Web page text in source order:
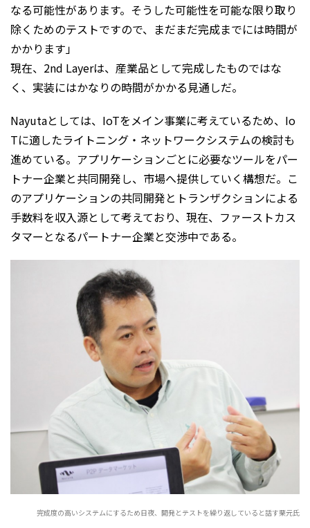
なる可能性があります。そうした可能性を可能な限り取り
除くためのテストですので、まだまだ完成までには時間が
かかります」
現在、2nd Layerは、産業品として完成したものではな
く、実装にはかなりの時間がかかる見通しだ。
Nayutaとしては、IoTをメイン事業に考えているため、Io
Tに適したライトニング・ネットワークシステムの検討も
進めている。アプリケーションごとに必要なツールをパー
トナー企業と共同開発し、市場へ提供していく構想だ。こ
のアプリケーションの共同開発とトランザクションによる
手数料を収入源として考えており、現在、ファーストカス
タマーとなるパートナー企業と交渉中である。
完成度の高いシステムにするため日夜、開発とテストを繰り返していると話す栗元氏